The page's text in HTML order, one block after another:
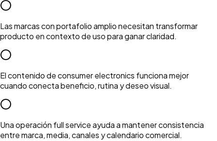
Las marcas con portafolio amplio necesitan transformar
producto en contexto de uso para ganar claridad.
El contenido de consumer electronics funciona mejor
cuando conecta beneficio, rutina y deseo visual.
Una operación full service ayuda a mantener consistencia
entre marca, media, canales y calendario comercial.